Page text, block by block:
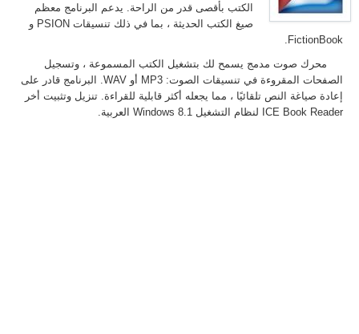
الكتب بأقصى قدر من الراحة. يدعم البرنامج معظم
صيغ الكتب الحديثة ، بما في ذلك تنسيقات PSION و
FictionBook.
محرك صوت مدمج يسمح لك بتشغيل الكتب المسموعة ، وتسجيل
الصفحات المقروءة في تنسيقات الصوت: MP3 أو WAV. البرنامج قادر على
إعادة صياغة النص تلقائيًا ، مما يجعله أكثر قابلية للقراءة. تنزيل وتثبيت أخر
ICE Book Reader لنظام التشغيل Windows 8.1 العربية.